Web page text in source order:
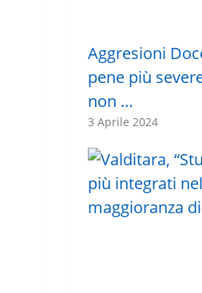
Aggresioni
pene più
non …
3 Aprile 2024